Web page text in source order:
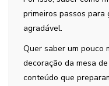
primeiros passos para
agradável.
Quer saber um pouco
decoração da mesa
conteúdo que